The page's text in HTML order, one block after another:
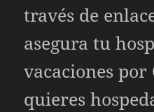
través de
asegura tu
vacaciones por
quieres